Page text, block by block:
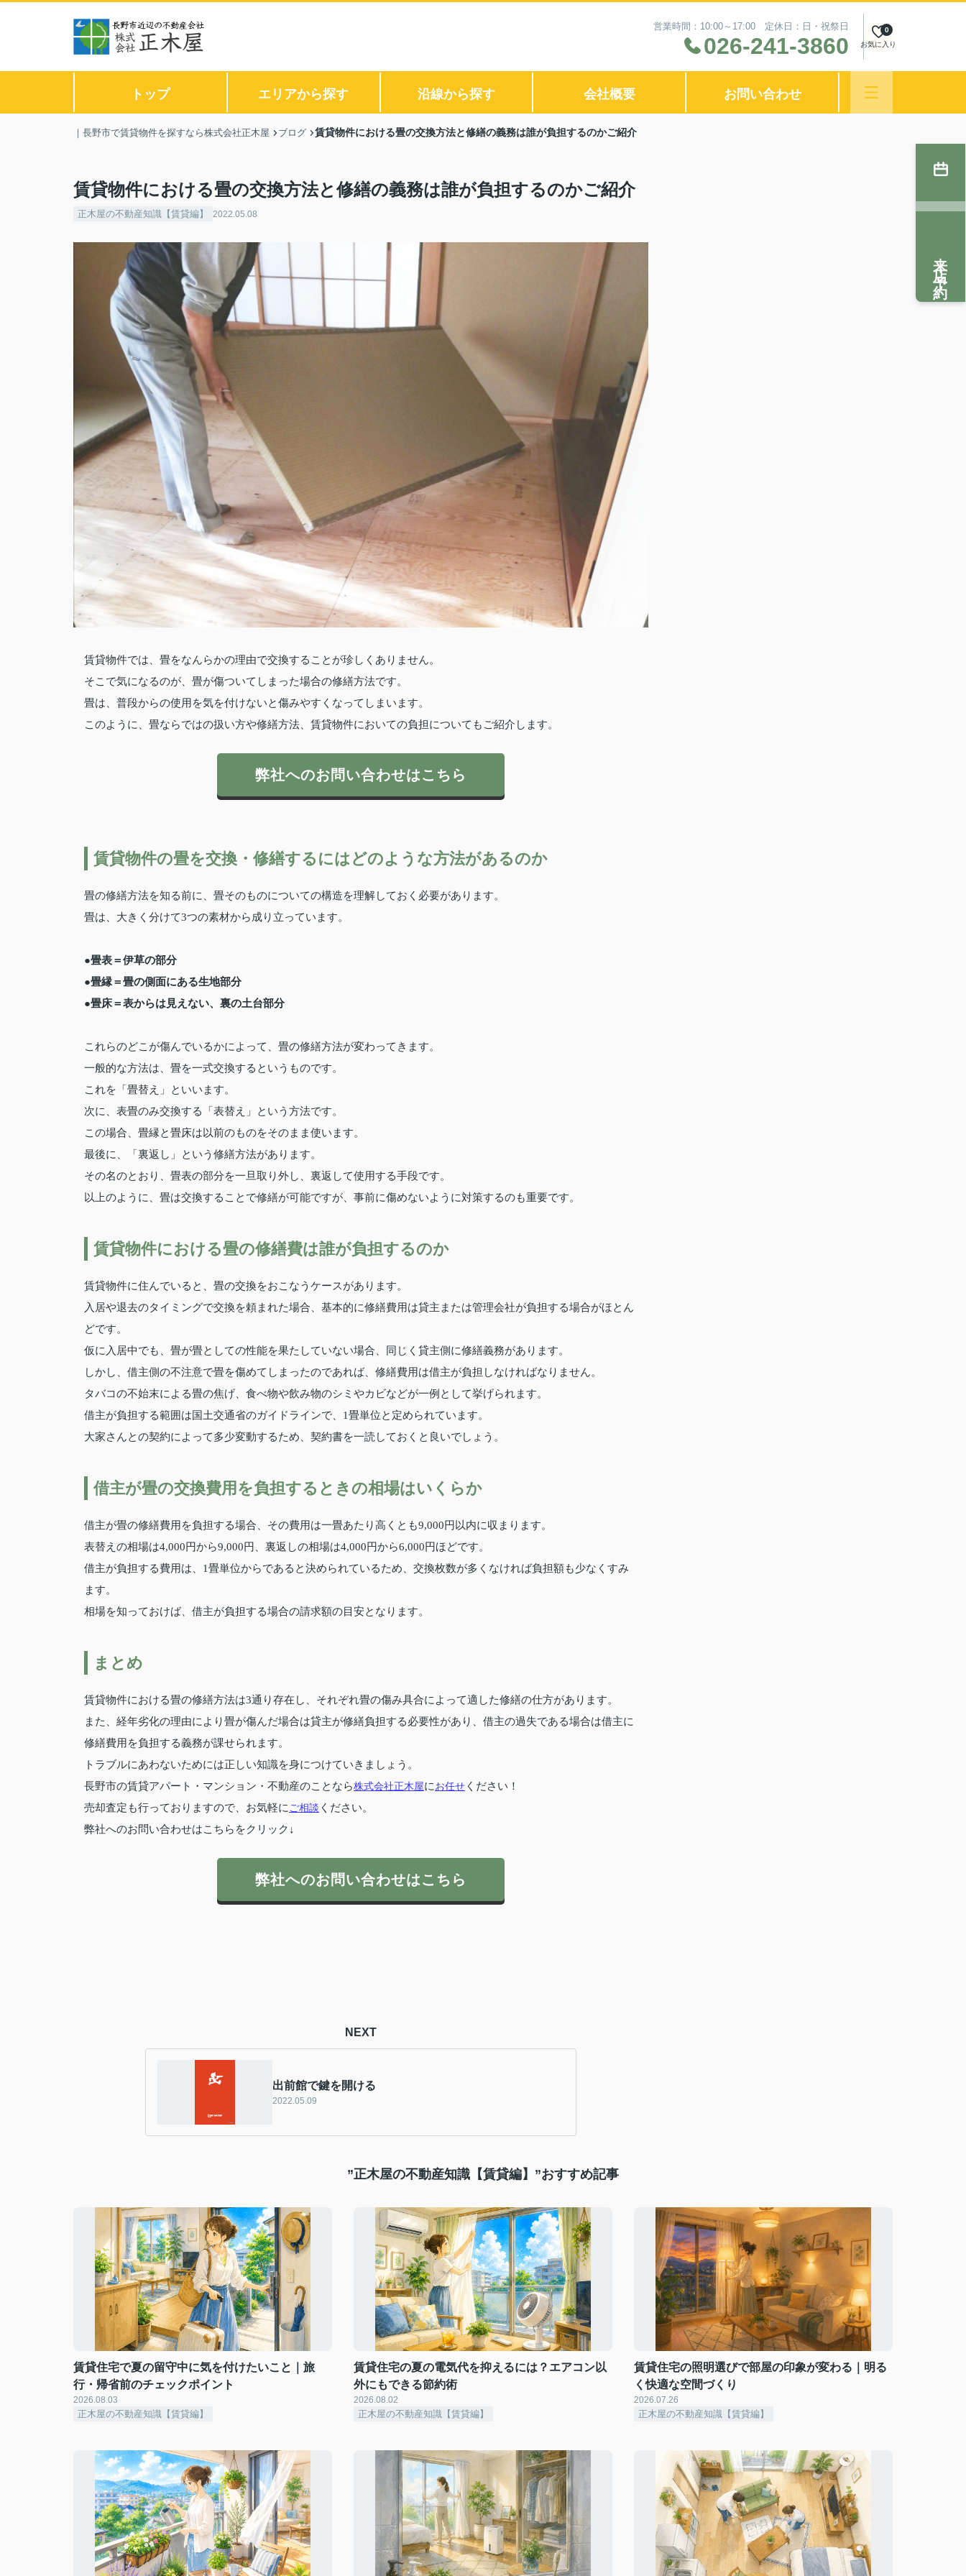
営業時間：10:00～17:00 定休日：日・祝祭日
026-241-3860 お気に入り
0
トップ エリアから探す 沿線から探す 会社概要 お問い合わせ
｜長野市で賃貸物件を探すなら株式会社正木屋 ブログ 賃貸物件における畳の交換方法と修繕の義務は誰が負担するのかご紹介
賃貸物件における畳の交換方法と修繕の義務は誰が負担するのかご紹介
正木屋の不動産知識【賃貸編】 2022.05.08
賃貸物件では、畳をなんらかの理由で交換することが珍しくありません。
そこで気になるのが、畳が傷ついてしまった場合の修繕方法です。
畳は、普段からの使用を気を付けないと傷みやすくなってしまいます。
このように、畳ならではの扱い方や修繕方法、賃貸物件においての負担についてもご紹介します。
弊社へのお問い合わせはこちら
賃貸物件の畳を交換・修繕するにはどのような方法があるのか
畳の修繕方法を知る前に、畳そのものについての構造を理解しておく必要があります。
畳は、大きく分けて3つの素材から成り立っています。
●畳表＝伊草の部分
●畳縁＝畳の側面にある生地部分
●畳床＝表からは見えない、裏の土台部分
これらのどこが傷んでいるかによって、畳の修繕方法が変わってきます。
一般的な方法は、畳を一式交換するというものです。
これを「畳替え」といいます。
次に、表畳のみ交換する「表替え」という方法です。
この場合、畳縁と畳床は以前のものをそのまま使います。
最後に、「裏返し」という修繕方法があります。
その名のとおり、畳表の部分を一旦取り外し、裏返して使用する手段です。
以上のように、畳は交換することで修繕が可能ですが、事前に傷めないように対策するのも重要です。
賃貸物件における畳の修繕費は誰が負担するのか
賃貸物件に住んでいると、畳の交換をおこなうケースがあります。
入居や退去のタイミングで交換を頼まれた場合、基本的に修繕費用は貸主または管理会社が負担する場合がほとん
どです。
仮に入居中でも、畳が畳としての性能を果たしていない場合、同じく貸主側に修繕義務があります。
しかし、借主側の不注意で畳を傷めてしまったのであれば、修繕費用は借主が負担しなければなりません。
タバコの不始末による畳の焦げ、食べ物や飲み物のシミやカビなどが一例として挙げられます。
借主が負担する範囲は国土交通省のガイドラインで、1畳単位と定められています。
大家さんとの契約によって多少変動するため、契約書を一読しておくと良いでしょう。
借主が畳の交換費用を負担するときの相場はいくらか
借主が畳の修繕費用を負担する場合、その費用は一畳あたり高くとも9,000円以内に収まります。
表替えの相場は4,000円から9,000円、裏返しの相場は4,000円から6,000円ほどです。
借主が負担する費用は、1畳単位からであると決められているため、交換枚数が多くなければ負担額も少なくすみ
ます。
相場を知っておけば、借主が負担する場合の請求額の目安となります。
まとめ
賃貸物件における畳の修繕方法は3通り存在し、それぞれ畳の傷み具合によって適した修繕の仕方があります。
また、経年劣化の理由により畳が傷んだ場合は貸主が修繕負担する必要性があり、借主の過失である場合は借主に
修繕費用を負担する義務が課せられます。
トラブルにあわないためには正しい知識を身につけていきましょう。
長野市の賃貸アパート・マンション・不動産のことなら株式会社正木屋にお任せ ください！
売却査定も行っておりますので、お気軽にご相談 ください。
弊社へのお問い合わせはこちらをクリック↓
弊社へのお問い合わせはこちら
NEXT
出前館で鍵を開ける
2022.05.09
”正木屋の不動産知識【賃貸編】”おすすめ記事
賃貸住宅で夏の留守中に気を付けたいこと｜旅
行・帰省前のチェックポイント
2026.08.03
正木屋の不動産知識【賃貸編】
賃貸住宅の夏の電気代を抑えるには？エアコン以
外にもできる節約術
2026.08.02
正木屋の不動産知識【賃貸編】
賃貸住宅の照明選びで部屋の印象が変わる｜明る
く快適な空間づくり
2026.07.26
正木屋の不動産知識【賃貸編】
来店予約